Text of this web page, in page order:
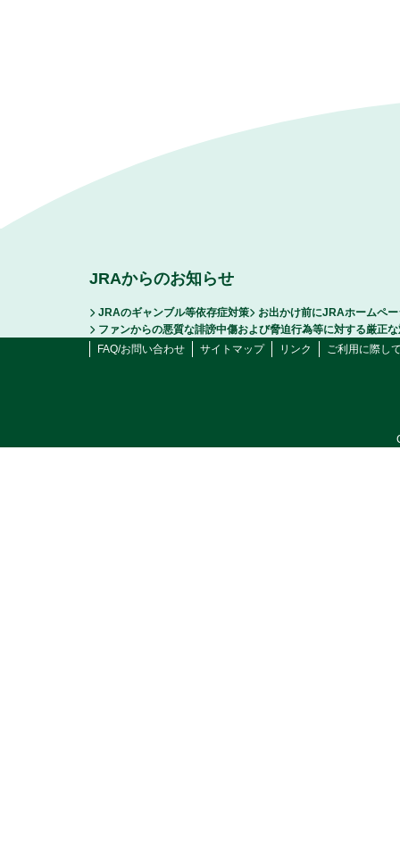
JRAからのお知らせ
JRAのギャンブル等依存症対策
お出かけ前にJRAホームペ
ファンからの悪質な誹謗中傷および脅迫行為等に対する厳正
FAQ/お問い合わせ
サイトマップ リンク ご利用に際し